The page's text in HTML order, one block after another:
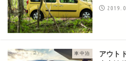
車中泊
アウト